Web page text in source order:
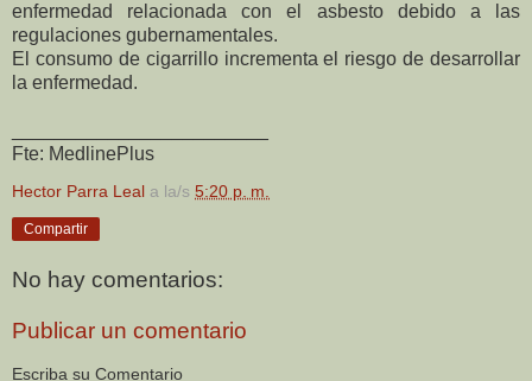
enfermedad relacionada con el asbesto debido a las
regulaciones gubernamentales.
El consumo de cigarrillo incrementa el riesgo de desarrollar
la enfermedad.
Fte: MedlinePlus
Hector Parra Leal a la/s 5:20 p. m.
Compartir
No hay comentarios:
Publicar un comentario
Escriba su Comentario